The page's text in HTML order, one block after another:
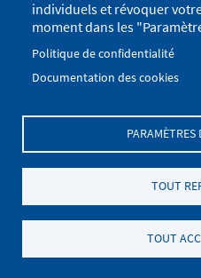
individuels et révoquer
moment dans les
Politique de confidentialité
Documentation des cookies
PARAMÈTRES
TOUT
TOUT
Menu
compte
l'utilisateur
page